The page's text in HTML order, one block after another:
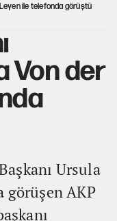
ile telefonda görüştü
Von der
Ursula
görüşen AKP